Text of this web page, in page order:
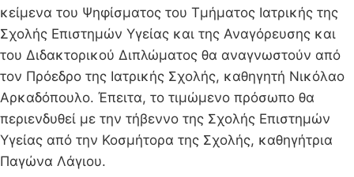
κείμενα του Ψηφίσματος του Τμήματος Ιατρικής της
Σχολής Επιστημών Υγείας και της Αναγόρευσης και
του Διδακτορικού Διπλώματος θα αναγνωστούν από
τον Πρόεδρο της Ιατρικής Σχολής, καθηγητή Νικόλαο
Αρκαδόπουλο. Έπειτα, το τιμώμενο πρόσωπο θα
περιενδυθεί με την τήβεννο της Σχολής Επιστημών
Υγείας από την Κοσμήτορα της Σχολής, καθηγήτρια
Παγώνα Λάγιου.